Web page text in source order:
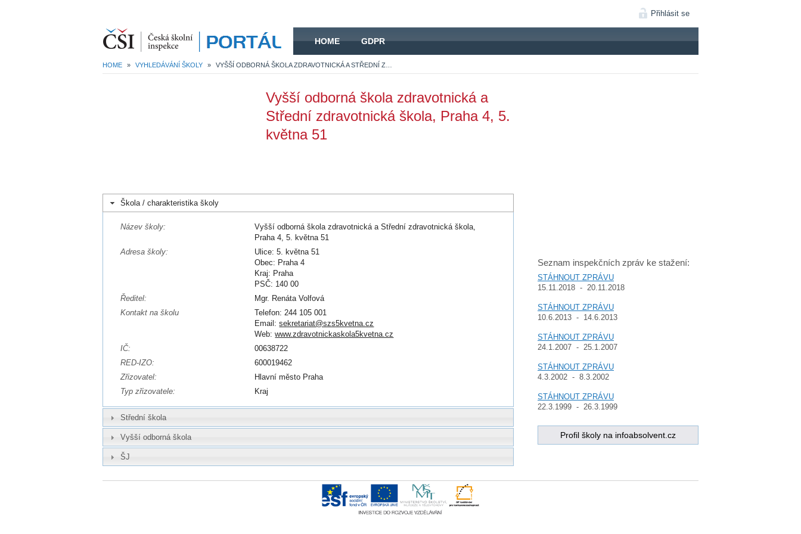
Přihlásit se
HOME GDPR
HOME » VYHLEDÁVÁNÍ ŠKOLY »
Seznam inspekčních zpráv ke stažení:
STÁHNOUT ZPRÁVU
15.11.2018 - 20.11.2018
STÁHNOUT ZPRÁVU
10.6.2013 - 14.6.2013
STÁHNOUT ZPRÁVU
24.1.2007 - 25.1.2007
STÁHNOUT ZPRÁVU
4.3.2002 - 8.3.2002
STÁHNOUT ZPRÁVU
22.3.1999 - 26.3.1999
Profil školy na infoabsolvent.cz
Vyšší odborná škola zdravotnická a
Střední zdravotnická škola, Praha 4, 5.
května 51
Škola / charakteristika školy
Název školy:
Vyšší odborná škola zdravotnická a Střední zdravotnická škola,
Praha 4, 5. května 51
Adresa školy:
Ulice: 5. května 51
Obec: Praha 4
Kraj: Praha
PSČ: 140 00
Ředitel:
Mgr. Renáta Volfová
Kontakt na školu
Telefon: 244 105 001
Email:sekretariat@szs5kvetna.cz
Web:www.zdravotnickaskola5kvetna.cz
IČ:
00638722
RED-IZO:
600019462
Zřizovatel:
Hlavní město Praha
Typ zřizovatele:
Kraj
Střední škola
Vyšší odborná škola
ŠJ